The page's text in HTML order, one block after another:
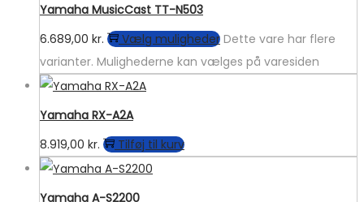
Yamaha MusicCast TT-N503
6.689,00 kr. Vælg muligheder Dette vare har flere
varianter. Mulighederne kan vælges på varesiden
Yamaha RX-A2A
8.919,00 kr. Tilføj til kurv
Yamaha A-S2200